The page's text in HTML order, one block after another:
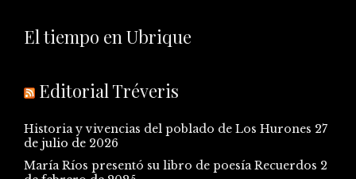
El tiempo en Ubrique
Editorial Tréveris
Historia y vivencias del poblado de Los Hurones 27
de julio de 2026
María Ríos presentó su libro de poesía Recuerdos 2